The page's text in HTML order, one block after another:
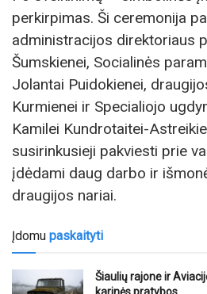
perkirpimas. Ši ceremonija
administracijos direktoriaus
Šumskienei, Socialinės
Jolantai Puidokienei,
Kurmienei ir Specialiojo
Kamilei Kundrotaitei-
susirinkusieji pakviesti prie
įdėdami daug darbo ir
draugijos nariai.
Įdomu paskaityti
Šiaulių rajone ir